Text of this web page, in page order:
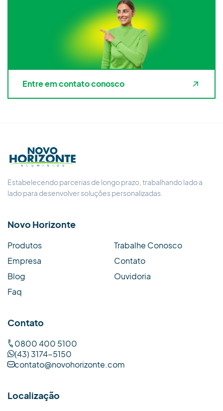
Entre em contato conosco
Estabelecendo parcerias de longo prazo, trabalhando lado a
lado para desenvolver soluções personalizadas.
Novo Horizonte
Produtos
Empresa
Blog
Faq
Trabalhe Conosco
Contato
Ouvidoria
Contato
0800 400 5100
(43) 3174-5150
contato@novohorizonte.com
Localização